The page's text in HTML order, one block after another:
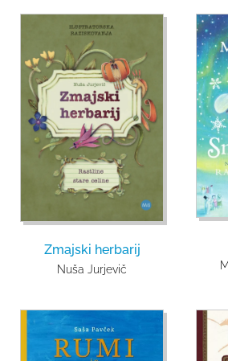
Zmajski herbarij
Nuša Jurjevič